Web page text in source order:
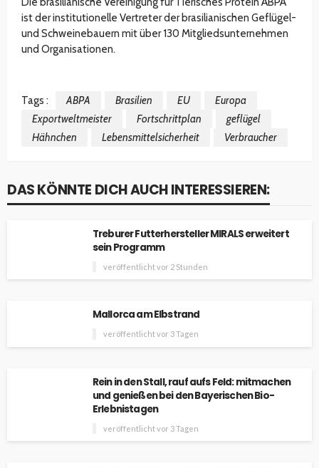
ist der institutionelle Vertreter der brasilianischen Geflügel-
und Schweinebauern mit über 130 Mitgliedsunternehmen
und Organisationen.
Tags : ABPA Brasilien EU
Europa
Exportweltmeister
Fortschrittplan
geflügel
Hähnchen
Lebensmittelsicherheit Verbraucher
DAS KÖNNTE DICH AUCH INTERESSIEREN:
Treburer Futterhersteller MIRALS erweitert
sein Programm
veröffentlicht vor 2 Stunden
Mallorca am Elbstrand
veröffentlicht vor 3 Tagen
Rein in den Stall, rauf aufs Feld: mitmachen
und genießen bei den Bayerischen Bio-
Erlebnistagen
veröffentlicht vor 3 Tagen